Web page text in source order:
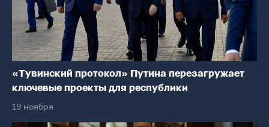
«Тувинский протокол» Путина перезагружает
ключевые проекты для республики
19 ноября